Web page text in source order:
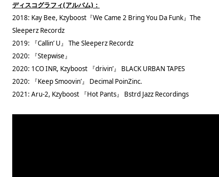
ディスコグラフィ(アルバム)：
2018: Kay Bee, Kzyboost『We Came 2 Bring You Da Funk』The
Sleeperz Recordz
2019: 『Callin’ U』 The Sleeperz Recordz
2020: 『Stepwise』
2020: 1CO INR, Kzyboost 『drivin’』 BLACK URBAN TAPES
2020: 『Keep Smoovin’』 Decimal PoinZinc.
2021: Aru-2, Kzyboost 『Hot Pants』 Bstrd Jazz Recordings